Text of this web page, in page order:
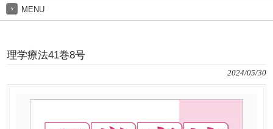
MENU
理学療法41巻8号
2024/05/30